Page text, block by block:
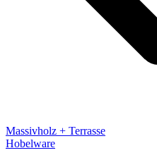
Massivholz + Terrasse
Hobelware